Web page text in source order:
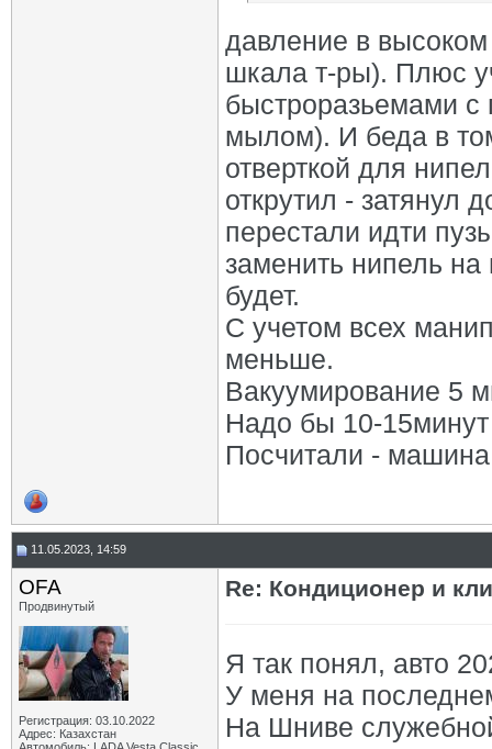
давление в
шкала т-ры). Плюс
быстроразьемами с
мылом). И беда в
отверткой для
открутил - затянул
перестали идти
заменить нипель
будет.
С учетом всех
меньше.
Вакуумирование 5
Надо бы 10-
Посчитали - машина
11.05.2023, 14:59
OFA
Продвинутый
Регистрация: 03.10.2022
Адрес: Казахстан
Re: Кондиционер и
Я так понял, авто
У меня на
На Шниве